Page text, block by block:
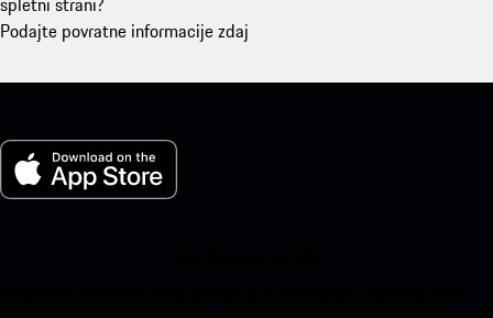
Podajte povratne informacije zdaj